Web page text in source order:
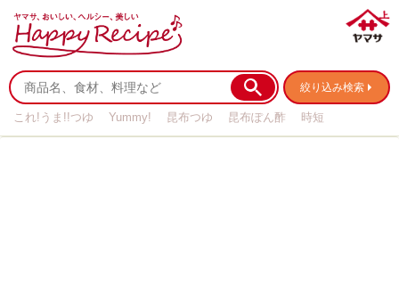
絞り込み検索
これ!うま!!つゆ Yummy! 昆布つゆ 昆布ぽん酢
時短